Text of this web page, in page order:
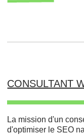
CONSULTANT
La mission d'un
d'optimiser le SEO